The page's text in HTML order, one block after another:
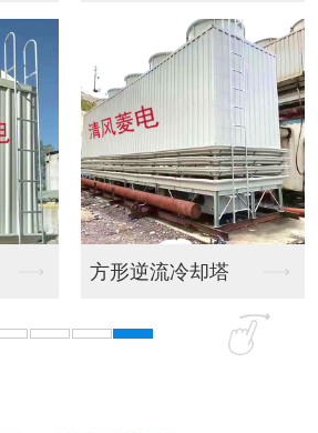
东莞闭
方形逆流冷却塔